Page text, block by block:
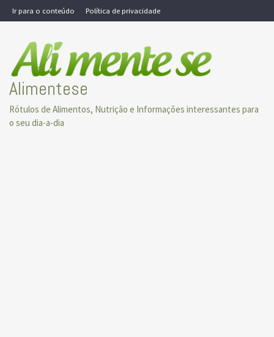
Skip
to
Ir para o conteúdo Política de privacidade
Alimentese
Rótulos de Alimentos, Nutrição e Informações interessantes para
o seu dia-a-dia